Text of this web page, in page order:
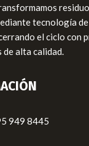
tecnología
el ciclo con
de alta calidad.
949 8445